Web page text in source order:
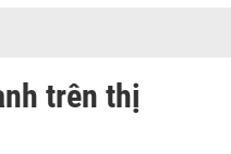
trên thị